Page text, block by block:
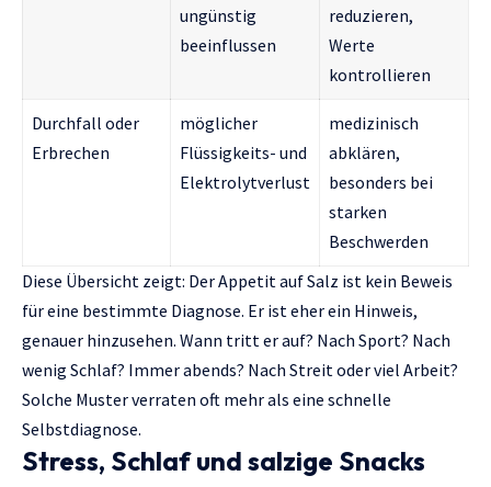
ungünstig
beeinflussen
reduzieren,
Werte
kontrollieren
Durchfall oder
Erbrechen
möglicher
Flüssigkeits- und
Elektrolytverlust
medizinisch
abklären,
besonders bei
starken
Beschwerden
Diese Übersicht zeigt: Der Appetit auf Salz ist kein Beweis
für eine bestimmte Diagnose. Er ist eher ein Hinweis,
genauer hinzusehen. Wann tritt er auf? Nach Sport? Nach
wenig Schlaf? Immer abends? Nach Streit oder viel Arbeit?
Solche Muster verraten oft mehr als eine schnelle
Selbstdiagnose.
Stress, Schlaf und salzige Snacks